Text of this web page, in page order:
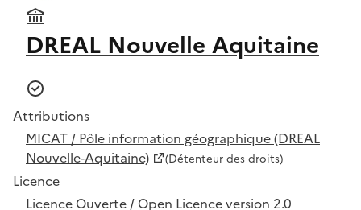
DREAL Nouvelle Aquitaine
Attributions
MICAT / Pôle information géographique (DREAL
Nouvelle-Aquitaine)
(Détenteur des droits)
Licence
Licence Ouverte / Open Licence version 2.0